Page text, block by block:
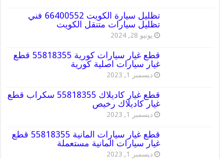
تظليل سيارة الكويت 66400552 فني
تظليل سيارات متنقل الكويت
يونيو 28, 2024
قطع غيار سيارات كورية 55818355 قطع
غيار سيارات اصلية كورية
ديسمبر 1, 2023
قطع غيار كاديلاك 55818355 سكراب قطع
غيار كاديلاك رخيص
ديسمبر 1, 2023
قطع غيار سيارات المانية 55818355 قطع
غيار سيارات المانية مستعملة
ديسمبر 1, 2023